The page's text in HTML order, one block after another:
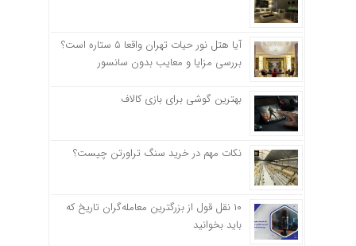
آیا هتل نور حیات تهران واقعا ۵ ستاره است؟
بررسی مزایا و معایب بدون سانسور
بهترین گوشی برای بازی کالاف
نکات مهم در خرید سنگ تراورتن چیست؟
۱۰ نقل قول از بزرگترین معامله‌گران تاریخ که
باید بخوانید